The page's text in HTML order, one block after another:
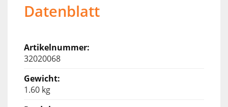
Datenblatt
32020068
1.60 kg